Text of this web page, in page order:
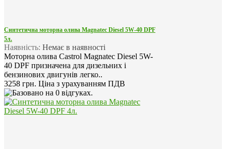
Синтетична моторна олива Magnatec Diesel 5W-40 DPF
5л.
Наявність: Немає в наявності
Моторна олива Castrol Magnatec Diesel 5W-
40 DPF призначена для дизельних і
бензинових двигунів легко..
3258 грн. Ціна з урахуванням ПДВ